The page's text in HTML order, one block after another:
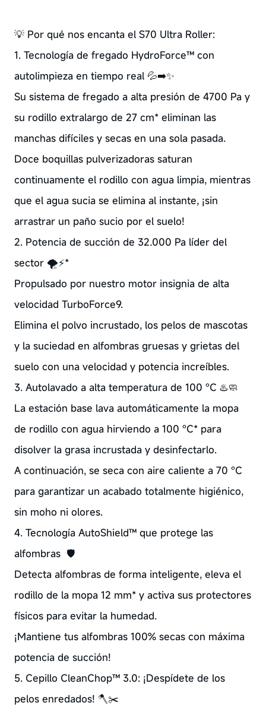
💡 Por qué nos encanta el S70 Ultra Roller:
1. Tecnología de fregado HydroForce™ con
autolimpieza en tiempo real 💦➡️✨
Su sistema de fregado a alta presión de 4700 Pa y
su rodillo extralargo de 27 cm* eliminan las
manchas difíciles y secas en una sola pasada.
Doce boquillas pulverizadoras saturan
continuamente el rodillo con agua limpia, mientras
que el agua sucia se elimina al instante, ¡sin
arrastrar un paño sucio por el suelo!
2. Potencia de succión de 32.000 Pa líder del
sector 🌪️⚡*
Propulsado por nuestro motor insignia de alta
velocidad TurboForce9.
Elimina el polvo incrustado, los pelos de mascotas
y la suciedad en alfombras gruesas y grietas del
suelo con una velocidad y potencia increíbles.
3. Autolavado a alta temperatura de 100 °C ♨️🧼
La estación base lava automáticamente la mopa
de rodillo con agua hirviendo a 100 °C* para
disolver la grasa incrustada y desinfectarlo.
A continuación, se seca con aire caliente a 70 °C
para garantizar un acabado totalmente higiénico,
sin moho ni olores.
4. Tecnología AutoShield™ que protege las
alfombras 🛡️
Detecta alfombras de forma inteligente, eleva el
rodillo de la mopa 12 mm* y activa sus protectores
físicos para evitar la humedad.
¡Mantiene tus alfombras 100% secas con máxima
potencia de succión!
5. Cepillo CleanChop™ 3.0: ¡Despídete de los
pelos enredados! 🪓✂️